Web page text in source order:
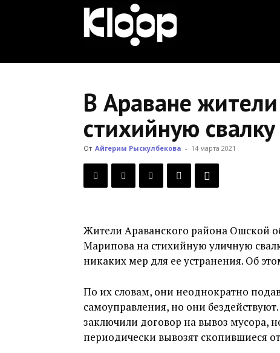
Кыргызстана
В Араване
стихийную
От Айгерим Рыскулбекова - 14 марта 2021
Жители Араванского района Ошской
Марипова на стихийную уличную
никаких мер для ее устранения. Об
По их словам, они неоднократно
самоуправления, но они
заключили договор на вывоз мусора,
периодически вывозят скопившиеся